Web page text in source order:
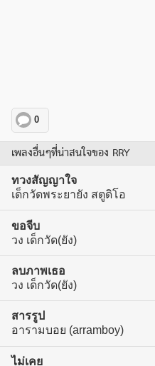
0
เพลงอื่นๆที่น่าสนใจของ RRY
ทวงสัญญาใจ
เด็กวัดพระยายัง สตูดิโอ
ขอจีบ
วง เด็กวัด(ยัง)
ลบภาพเธอ
วง เด็กวัด(ยัง)
สารรูป
อารามบอย (arramboy)
ไม่เคย